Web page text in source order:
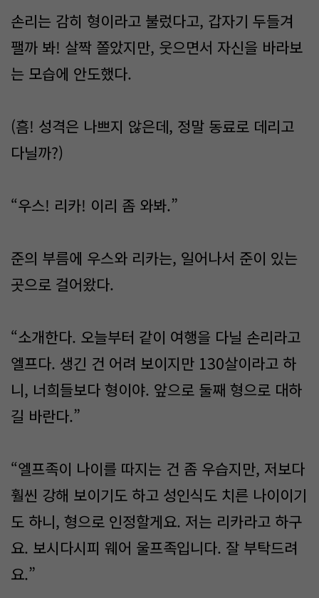
손리는 감히 형이라고 불렀다고, 갑자기 두들겨
팰까 봐! 살짝 쫄았지만, 웃으면서 자신을 바라보
는 모습에 안도했다.
(흠! 성격은 나쁘지 않은데, 정말 동료로 데리고
다닐까?)
“우스! 리카! 이리 좀 와봐.”
준의 부름에 우스와 리카는, 일어나서 준이 있는
곳으로 걸어왔다.
“소개한다. 오늘부터 같이 여행을 다닐 손리라고
엘프다. 생긴 건 어려 보이지만 130살이라고 하
니, 너희들보다 형이야. 앞으로 둘째 형으로 대하
길 바란다.”
“엘프족이 나이를 따지는 건 좀 우습지만, 저보다
훨씬 강해 보이기도 하고 성인식도 치른 나이이기
도 하니, 형으로 인정할게요. 저는 리카라고 하구
요. 보시다시피 웨어 울프족입니다. 잘 부탁드려
요.”